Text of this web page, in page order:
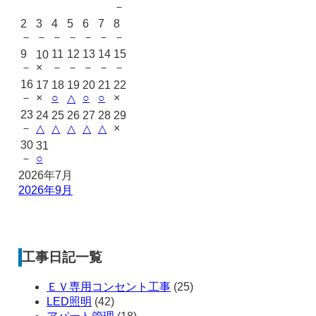
－
2
－
3
－
4
－
5
－
6
－
7
－
8
－
9
－
10
×
11
－
12
－
13
－
14
－
15
－
16
－
17
×
18
○
19
△
20
○
21
○
22
×
23
－
24
△
25
△
26
△
27
△
28
△
29
×
30
－
31
○
2026年7月
2026年9月
工事日記一覧
ＥＶ専用コンセント工事 (25)
LED照明 (42)